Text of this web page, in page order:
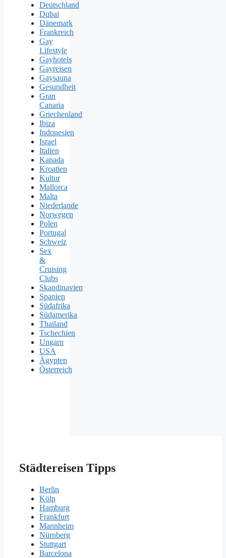
Deutschland
Dubai
Dänemark
Frankreich
Gay
Lifestyle
Gayhotels
Gayreisen
Gaysauna
Gesundheit
Gran
Canaria
Griechenland
Ibiza
Indonesien
Israel
Italien
Kanada
Kroatien
Kultur
Mallorca
Malta
Niederlande
Norwegen
Polen
Portugal
Schweiz
Sex
&
Cruising
Clubs
Skandinavien
Spanien
Südafrika
Südamerika
Thailand
Tschechien
Ungarn
USA
Ägypten
Österreich
Städtereisen Tipps
Berlin
Köln
Hamburg
Frankfurt
Mannheim
Nürnberg
Stuttgart
Barcelona